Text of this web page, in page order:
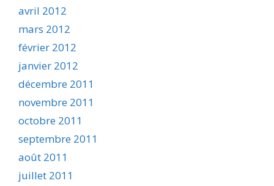
avril 2012
mars 2012
février 2012
janvier 2012
décembre 2011
novembre 2011
octobre 2011
septembre 2011
août 2011
juillet 2011